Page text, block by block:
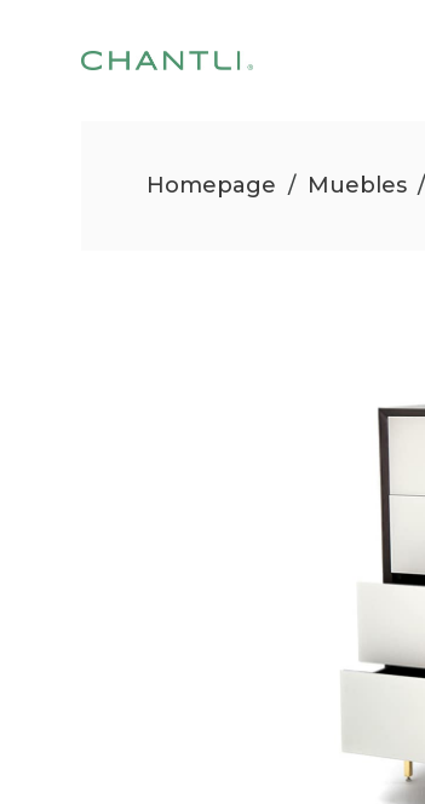
Homepage / Muebles /